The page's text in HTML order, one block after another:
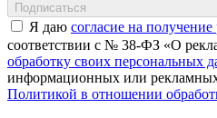
Подписаться
Я даю согласие на
соответствии с № 38-ФЗ «О
обработку своих персональных
информационных или рекламных
Политикой в отношении